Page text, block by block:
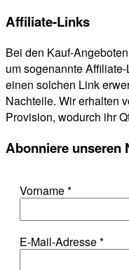
Affiliate-Links
Bei den Kauf-
um sogenannte
einen solchen Link
Nachteile. Wir erhalten
Provision, wodurch ihr
Abonniere unseren
Vorname*
E-Mail-Adresse*